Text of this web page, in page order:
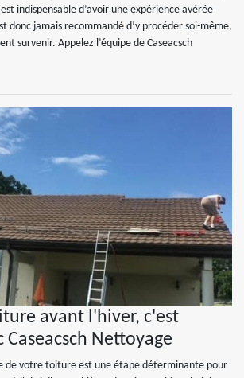
indispensable d’avoir une expérience avérée
donc jamais recommandé d’y procéder soi-même,
survenir. Appelez l’équipe de Caseacsch
avant l'hiver, c'est
Caseacsch Nettoyage
de votre toiture est une étape déterminante pour